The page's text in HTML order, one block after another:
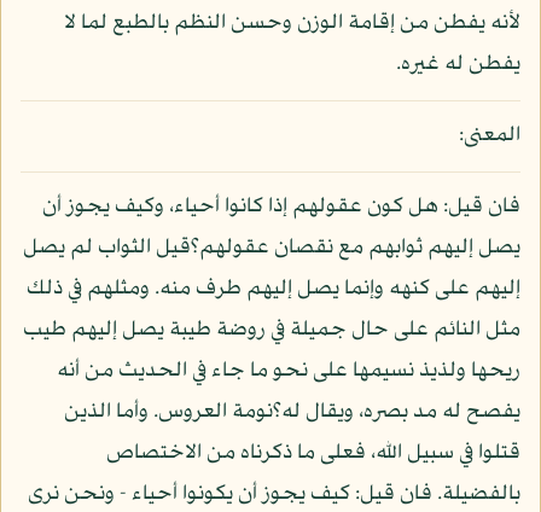
لأنه يفطن من إقامة الوزن وحسن النظم بالطبع لما لا
يفطن له غيره.
المعنى:
فان قيل: هل كون عقولهم إذا كانوا أحياء، وكيف يجوز أن
يصل إليهم ثوابهم مع نقصان عقولهم؟قيل الثواب لم يصل
إليهم على كنهه وإنما يصل إليهم طرف منه. ومثلهم في ذلك
مثل النائم على حال جميلة في روضة طيبة يصل إليهم طيب
ريحها ولذيذ نسيمها على نحو ما جاء في الحديث من أنه
يفصح له مد بصره، ويقال له؟نومة العروس. وأما الذين
قتلوا في سبيل الله، فعلى ما ذكرناه من الاختصاص
بالفضيلة. فان قيل: كيف يجوز أن يكونوا أحياء - ونحن نرى